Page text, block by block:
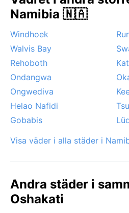
väderfenomen inkluderar
som lindrar upp under
monsuner förekommer inte,
temperaturer över 40°C kan
regnens ankomst.
Namibia 🇳🇦
Windhoek
Walvis Bay
Rehoboth
Ondangwa
Ongwediva
Helao Nafidi
Gobabis
Visa väder i alla städer i
Andra städer i
Oshakati